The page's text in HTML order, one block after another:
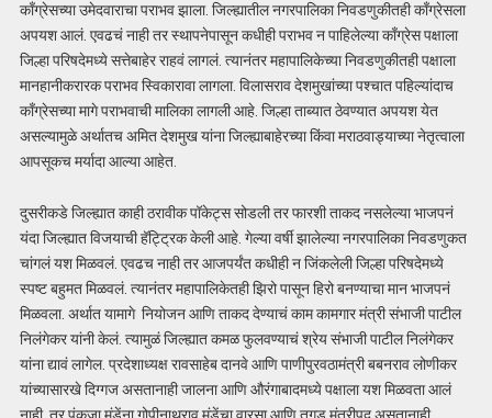
काँग्रेसच्या उमेदवाराचा पराभव झाला. जिल्ह्यातील नगरपालिका निवडणुकीतही काँग्रेसला
अपयश आलं. एवढचं नाही तर स्थापनेपासून कधीही पराभव न पाहिलेल्या काँग्रेस पक्षाला
जिल्हा परिषदेमध्ये सत्तेबाहेर राहवं लागलं. त्यानंतर महापालिकेच्या निवडणुकीतही पक्षाला
मानहानीकरारक पराभव स्विकारावा लागला. विलासराव देशमुखांच्या पश्चात पहिल्यांदाच
काँग्रेसच्या मागे पराभवाची मालिका लागली आहे. जिल्हा ताब्यात ठेवण्यात अपयश येत
असल्यामुळे अर्थातच अमित देशमुख यांना जिल्ह्याबाहेरच्या किंवा मराठवाड्याच्या नेतृत्वाला
आपसूकच मर्यादा आल्या आहेत.
दुसरीकडे जिल्ह्यात काही ठरावीक पॉकेट्स सोडली तर फारशी ताकद नसलेल्या भाजपनं
यंदा जिल्ह्यात विजयाची हॅट्ट्रिक केली आहे. गेल्या वर्षी झालेल्या नगरपालिका निवडणुकत
चांगलं यश मिळवलं. एवढच नाही तर आजपर्यंत कधीही न जिंकलेली जिल्हा परिषदेमध्ये
स्पष्ट बहुमत मिळवलं. त्यानंतर महापालिकेतही झिरो पासून हिरो बनण्याचा मान भाजपनं
मिळवला. अर्थात यामागे नियोजन आणि ताकद देण्याचं काम कामगार मंत्री संभाजी पाटील
निलंगेकर यांनी केलं. त्यामुळं जिल्ह्यात कमळ फुलवण्याचं श्रेय संभाजी पाटील निलंगेकर
यांना द्यावं लागेल. प्रदेशाध्यक्ष रावसाहेब दानवे आणि पाणीपुरवठामंत्री बबनराव लोणीकर
यांच्यासारखे दिग्गज असतानाही जालना आणि औरंगाबादमध्ये पक्षाला यश मिळवता आलं